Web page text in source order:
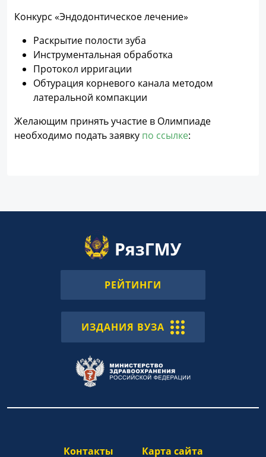
Конкурс «Эндодонтическое лечение»
Раскрытие полости зуба
Инструментальная обработка
Протокол ирригации
Обтурация корневого канала методом
латеральной компакции
Желающим принять участие в Олимпиаде
необходимо подать заявку по ссылке:
РЕЙТИНГИ
ИЗДАНИЯ ВУЗА
Контакты Карта сайта